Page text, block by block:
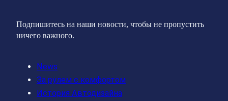
Подпишитесь на наши новости, чтобы не пропустить
ничего важного.
News
За рулем с комфортом
История Автодизайна